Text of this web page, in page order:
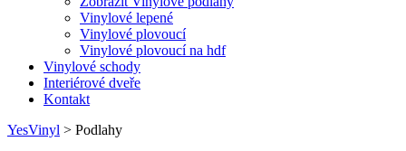
Vinylové lepené
Vinylové plovoucí
Vinylové plovoucí na hdf
Vinylové schody
Interiérové dveře
Kontakt
YesVinyl > Podlahy